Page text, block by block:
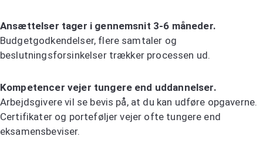
Ansættelser tager i gennemsnit 3-6 måneder.
Budgetgodkendelser, flere samtaler og
beslutningsforsinkelser trækker processen ud.
Kompetencer vejer tungere end uddannelser.
Arbejdsgivere vil se bevis på, at du kan udføre opgaverne.
Certifikater og porteføljer vejer ofte tungere end
eksamensbeviser.